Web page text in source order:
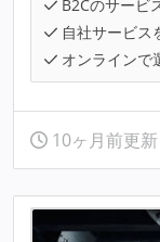
B2Cのサービ
自社サービス
オンラインで
10ヶ月前更新